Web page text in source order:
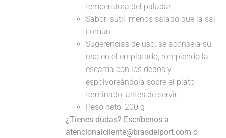
temperatura del paladar.
Sabor: sutil, menos salado que la sal
común.
Sugerencias de uso: se aconseja su
uso en el emplatado, rompiendo la
escama con los dedos y
espolvoreándola sobre el plato
terminado, antes de servir.
Peso neto: 200 g
¿Tienes dudas? Escríbenos a
atencionalcliente@brasdelport.com o